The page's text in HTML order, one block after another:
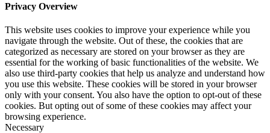
Privacy Overview
This website uses cookies to improve your experience while you
navigate through the website. Out of these, the cookies that are
categorized as necessary are stored on your browser as they are
essential for the working of basic functionalities of the website. We
also use third-party cookies that help us analyze and understand how
you use this website. These cookies will be stored in your browser
only with your consent. You also have the option to opt-out of these
cookies. But opting out of some of these cookies may affect your
browsing experience.
Necessary